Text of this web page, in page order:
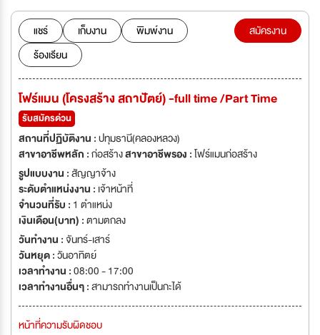
ปรึกษาPLANNING AND CONSULTING ความรู้และทักษะในการบริหาร
จัดการโครงการก่อสร้างร่วมกับประสบการณ์ที่กว้างขวางในด้านธุรกิจรับเหมา
ก่อสร้าง ทำให้เราสามารถให้คำปรึกษาเกี่ยวกับวิธีการก่อสร้าง และวางแผนการ
จัดการ รวมถึงบุคลากรที่มากด้วยประสบการณ์สามารถให้คำปรึกษา แนะนำ
หรือเป็นตัวแทนในการติดต่อประสานงาน เพื่อเป็นการอำนวยความสะดวกและ
ลดความยุ่งยากในการดำเนินงานของลูกค้า งานออกแบบDESIGN มีการวาง
แนวความคิดในการออกแบบ และพื้นที่ในการใช้สอยเพื่อการพิจารณารูปแบบ
การออกแบบ รวมทั้งกำหนดคุณภาพของพื้นที่การใช้งานต่างๆ วางผังพื้นที่
ใช้สอย ผนวกแนวความคิดที่สะท้อนความเป็นเอกลักษณ์ของโครงการมาสร้างรูป
แบบที่สอดคล้องกับความคิดและการใช้งาน พร้อมทั้งจัดทำงบประมาณค่าใช้จ่าย
ในการก่อสร้าง เพื่อให้ลูกค้าพิจารณาได้อย่างเหมาะสม ตรงใจ งาน
ก่อสร้างCONSTRUCTION มีความเชียวชาญในด้านโครงสร้างคอนกรีต
โครงสร้างเหล็กรวมทั้งงานสถาปัตยกรรม และงานตกแต่งภายในโดยนำหลัก
วิศวกรรมมาประยุกต์ใช้เพื่อควบคุมคุณภาพเวลาและงบประมาณที่กำหนด
แชร์ เก็บงาน
พิมพ์งาน
ร้องเรียน
สมัครงาน
โฟร์แมน (โครงสร้าง สถาปัตย์) -full time /Part Time
รับสมัครด่วน
สถานที่ปฏิบัติงาน :ปทุมธานี(คลองหลวง)
สาขาอาชีพหลัก :ก่อสร้างสาขาอาชีพรอง :โฟร์แมนก่อสร้าง
รูปแบบงาน :สัญญาจ้าง
ระดับตำแหน่งงาน : เจ้าหน้าที่
จำนวนที่รับ : 1 ตำแหน่ง
เงินเดือน(บาท) :ตามตกลง
วันทำงาน :จันทร์-เสาร์
วันหยุด :วันอาทิตย์
เวลาทำงาน :08:00 - 17:00
เวลาทำงานอื่นๆ :สามารถทำงานเป็นกะได้
หน้าที่ความรับผิดชอบ